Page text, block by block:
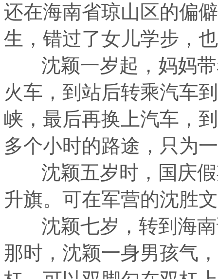
还在海南省琼山区的偏
生，错过了女儿学步，
沈颖一岁起，妈妈带
火车，到站后转乘汽车
峡，最后再换上汽车，
多个小时的路途，只为
沈颖五岁时，国庆假
升旗。可在军营的沈胜
沈颖七岁，转到海南
那时，沈颖一身男孩气